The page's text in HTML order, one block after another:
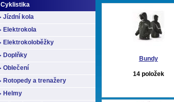
Cyklistika
Jízdní kola
Elektrokola
Elektrokoloběžky
Doplňky
Oblečení
Rotopedy a trenažery
Helmy
Bundy
14 položek